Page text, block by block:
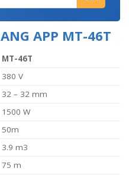
APP MT-46T
MT-46T
380 V
32 – 32 mm
1500 W
50m
3.9 m3
75 m